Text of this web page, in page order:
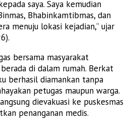
saya. Saya kemudian
Bhabinkamtibmas, dan
menuju lokasi kejadian,” ujar
bersama masyarakat
di dalam rumah. Berkat
berhasil diamankan tanpa
petugas maupun warga.
dievakuasi ke puskesmas
penanganan medis.